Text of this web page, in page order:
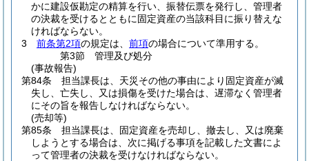
かに建設仮勘定の精算を行い、振替伝票を発行し、管理者
の決裁を受けるとともに固定資産の当該科目に振り替えな
ければならない。
3
前条第2項の規定は、 前項の場合について準用する。
第3節
管理及び処分
(事故報告)
第84条
担当課長は、天災その他の事由により固定資産が滅
失し、亡失し、又は損傷を受けた場合は、遅滞なく管理者
にその旨を報告しなければならない。
(売却等)
第85条
担当課長は、固定資産を売却し、撤去し、又は廃棄
しようとする場合は、次に掲げる事項を記載した文書によ
って管理者の決裁を受けなければならない。